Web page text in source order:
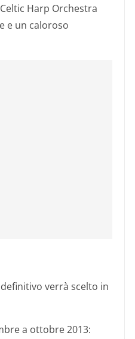
Harp Orchestra
e un caloroso
verrà scelto in
a ottobre 2013: